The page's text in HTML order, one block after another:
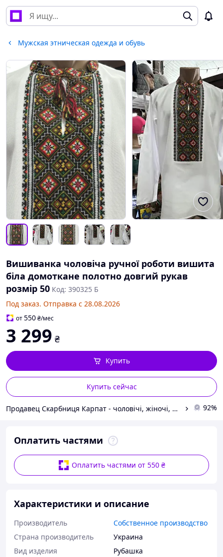
Мужская этническая одежда и обувь
Вишиванка чоловіча ручної роботи вишита
біла домоткане полотно довгий рукав
розмір 50 Код: 390325 Б
Под заказ. Отправка с 28.08.2026
от550₴/мес
3 299 ₴
Купить сейчас
Купить
Продавец Скарбниця Карпат - чоловічі, жіночі, дитячі вишиванки, гердани, ручної роботи 92%
Оплатить частями
Оплатить частями от 550 ₴
Характеристики и описание
Производитель
Собственное производство
Страна производитель
Украина
Вид изделия
Рубашка